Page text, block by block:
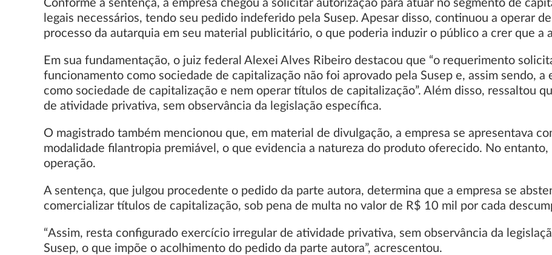
Conforme a sentença, a empresa chegou a solicitar autorização para atuar no segmento de
legais necessários, tendo seu pedido indeferido pela Susep. Apesar disso, continuou a operar
processo da autarquia em seu material publicitário, o que poderia induzir o público a crer que a
Em sua fundamentação, o juiz federal Alexei Alves Ribeiro destacou que “o requerimento
funcionamento como sociedade de capitalização não foi aprovado pela Susep e, assim sendo,
como sociedade de capitalização e nem operar títulos de capitalização”. Além disso, ressaltou
de atividade privativa, sem observância da legislação específica.
O magistrado também mencionou que, em material de divulgação, a empresa se apresentava
modalidade filantropia premiável, o que evidencia a natureza do produto oferecido. No entanto,
operação.
A sentença, que julgou procedente o pedido da parte autora, determina que a empresa se
comercializar títulos de capitalização, sob pena de multa no valor de R$ 10 mil por cada
“Assim, resta configurado exercício irregular de atividade privativa, sem observância da
Susep, o que impõe o acolhimento do pedido da parte autora”, acrescentou.